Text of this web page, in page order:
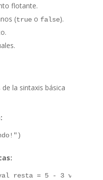
flotante.
(trueo false).
la sintaxis básica
val resta = 5 - 3 val